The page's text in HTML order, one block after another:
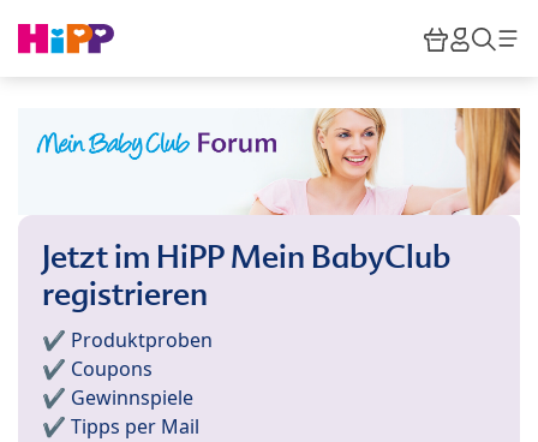
HiPP
Jetzt im HiPP Mein BabyClub
registrieren
✔️ Produktproben
✔️ Coupons
✔️ Gewinnspiele
✔️ Tipps per Mail